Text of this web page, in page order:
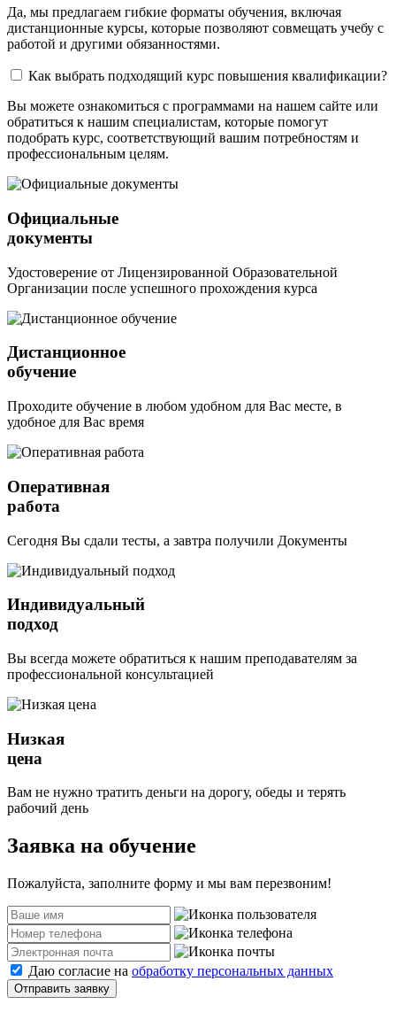
Да, мы предлагаем гибкие форматы обучения, включая
дистанционные курсы, которые позволяют совмещать учебу с
работой и другими обязанностями.
Как выбрать подходящий курс повышения квалификации?
Вы можете ознакомиться с программами на нашем сайте или
обратиться к нашим специалистам, которые помогут
подобрать курс, соответствующий вашим потребностям и
профессиональным целям.
Официальные
документы
Удостоверение от Лицензированной Образовательной
Организации после успешного прохождения курса
Дистанционное
обучение
Проходите обучение в любом удобном для Вас месте, в
удобное для Вас время
Оперативная
работа
Сегодня Вы сдали тесты, а завтра получили Документы
Индивидуальный
подход
Вы всегда можете обратиться к нашим преподавателям за
профессиональной консультацией
Низкая
цена
Вам не нужно тратить деньги на дорогу, обеды и терять
рабочий день
Заявка на обучение
Пожалуйста, заполните форму и мы вам перезвоним!
Даю согласие на обработку персональных данных
Отправить заявку